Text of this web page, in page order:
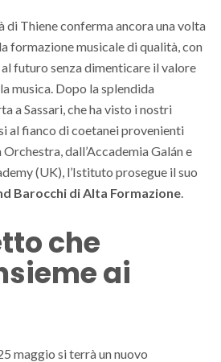
di Thiene conferma ancora una volta
formazione musicale di qualità, con
futuro senza dimenticare il valore
musica. Dopo la splendida
a Sassari, che ha visto i nostri
al fianco di coetanei provenienti
dall’Accademia Galán e
(UK), l’Istituto prosegue il suo
Barocchi di Alta Formazione.
che
ai
maggio si terrà un nuovo